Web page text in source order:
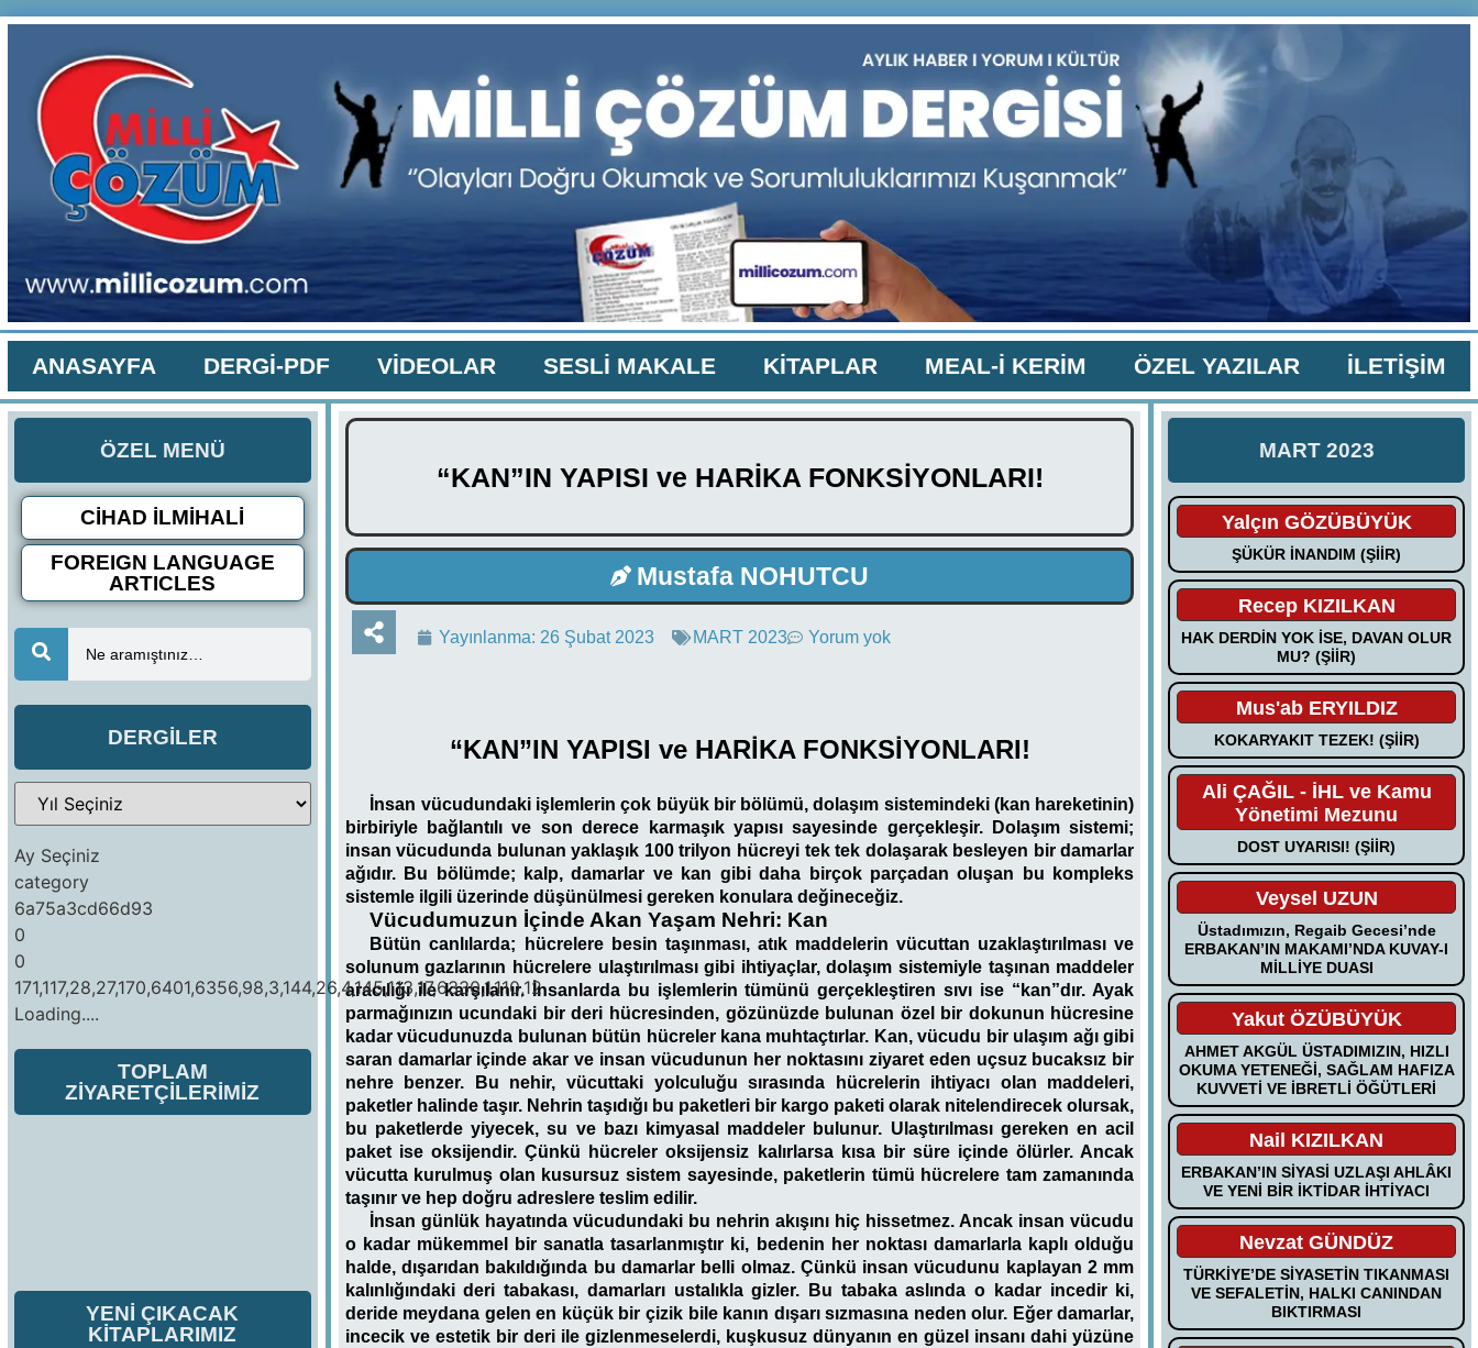
ANASAYFA DERGİ-PDF VİDEOLAR SESLİ MAKALE KİTAPLAR MEAL-İ KERİM ÖZEL YAZILAR İLETİŞİM
ÖZEL MENÜ
CİHAD İLMİHALİ
FOREIGN LANGUAGE
ARTICLES
Ne aramıştınız…
DERGİLER
Ay Seçiniz
category
6a75a3cd66d93
0
0
171,117,28,27,170,6401,6356,98,3,144,26,4,145,113,17,6330,1,110,12
Loading....
TOPLAM
ZİYARETÇİLERİMİZ
YENİ ÇIKACAK
KİTAPLARIMIZ
“KAN”IN YAPISI ve HARİKA FONKSİYONLARI!
Mustafa NOHUTCU
Yayınlanma: 26 Şubat 2023 MART 2023 Yorum yok
“KAN”IN YAPISI ve HARİKA FONKSİYONLARI!
İnsan vücudundaki işlemlerin çok büyük bir bölümü, dolaşım sistemindeki (kan hareketinin)
birbiriyle bağlantılı ve son derece karmaşık yapısı sayesinde gerçekleşir. Dolaşım sistemi;
insan vücudunda bulunan yaklaşık 100 trilyon hücreyi tek tek dolaşarak besleyen bir damarlar
ağıdır. Bu bölümde; kalp, damarlar ve kan gibi daha birçok parçadan oluşan bu kompleks
sistemle ilgili üzerinde düşünülmesi gereken konulara değineceğiz.
Vücudumuzun İçinde Akan Yaşam Nehri: Kan
Bütün canlılarda; hücrelere besin taşınması, atık maddelerin vücuttan uzaklaştırılması ve
solunum gazlarının hücrelere ulaştırılması gibi ihtiyaçlar, dolaşım sistemiyle taşınan maddeler
aracılığı ile karşılanır. İnsanlarda bu işlemlerin tümünü gerçekleştiren sıvı ise “kan”dır. Ayak
parmağınızın ucundaki bir deri hücresinden, gözünüzde bulunan özel bir dokunun hücresine
kadar vücudunuzda bulunan bütün hücreler kana muhtaçtırlar. Kan, vücudu bir ulaşım ağı gibi
saran damarlar içinde akar ve insan vücudunun her noktasını ziyaret eden uçsuz bucaksız bir
nehre benzer. Bu nehir, vücuttaki yolculuğu sırasında hücrelerin ihtiyacı olan maddeleri,
paketler halinde taşır. Nehrin taşıdığı bu paketleri bir kargo paketi olarak nitelendirecek olursak,
bu paketlerde yiyecek, su ve bazı kimyasal maddeler bulunur. Ulaştırılması gereken en acil
paket ise oksijendir. Çünkü hücreler oksijensiz kalırlarsa kısa bir süre içinde ölürler. Ancak
vücutta kurulmuş olan kusursuz sistem sayesinde, paketlerin tümü hücrelere tam zamanında
taşınır ve hep doğru adreslere teslim edilir.
İnsan günlük hayatında vücudundaki bu nehrin akışını hiç hissetmez. Ancak insan vücudu
o kadar mükemmel bir sanatla tasarlanmıştır ki, bedenin her noktası damarlarla kaplı olduğu
halde, dışarıdan bakıldığında bu damarlar belli olmaz. Çünkü insan vücudunu kaplayan 2 mm
kalınlığındaki deri tabakası, damarları ustalıkla gizler. Bu tabaka aslında o kadar incedir ki,
deride meydana gelen en küçük bir çizik bile kanın dışarı sızmasına neden olur. Eğer damarlar,
incecik ve estetik bir deri ile gizlenmeselerdi, kuşkusuz dünyanın en güzel insanı dahi yüzüne
MART 2023
Yalçın GÖZÜBÜYÜK
ŞÜKÜR İNANDIM (ŞİİR)
Recep KIZILKAN
HAK DERDİN YOK İSE, DAVAN OLUR
MU? (ŞİİR)
Mus'ab ERYILDIZ
KOKARYAKIT TEZEK! (ŞİİR)
Ali ÇAĞIL - İHL ve Kamu
Yönetimi Mezunu
DOST UYARISI! (ŞİİR)
Veysel UZUN
Üstadımızın, Regaib Gecesi’nde
ERBAKAN’IN MAKAMI’NDA KUVAY-I
MİLLİYE DUASI
Yakut ÖZÜBÜYÜK
AHMET AKGÜL ÜSTADIMIZIN, HIZLI
OKUMA YETENEĞİ, SAĞLAM HAFIZA
KUVVETİ VE İBRETLİ ÖĞÜTLERİ
Nail KIZILKAN
ERBAKAN’IN SİYASİ UZLAŞI AHLÂKI
VE YENİ BİR İKTİDAR İHTİYACI
Nevzat GÜNDÜZ
TÜRKİYE’DE SİYASETİN TIKANMASI
VE SEFALETİN, HALKI CANINDAN
BIKTIRMASI